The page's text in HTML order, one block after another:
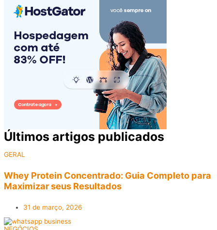
Últimos artigos publicados​
GERAL
Whey Protein Concentrado: Guia Completo para
Maximizar seus Resultados
31 de março, 2026